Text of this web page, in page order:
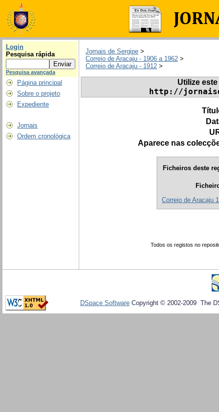
Login
Pesquisa rápida
Pesquisa avançada
Página principal
Sobre o projeto
Expediente
Jornais
Ordem cronológica
Jornais de Sergipe >
Correio de Aracaju - 1906 a 1962 >
Correio de Aracaju - 1912 >
Utilize
http://
Aparece nas
Ficheiros deste
Correio de Aracaju
Todos os registos no
DSpace Software Copyright © 2002-2009 The